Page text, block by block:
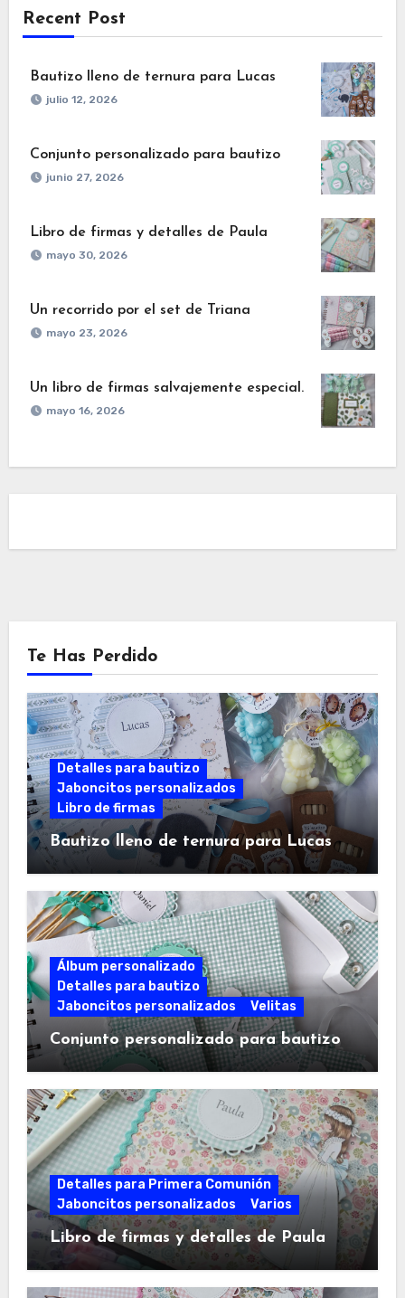
Recent Post
Bautizo lleno de ternura para Lucas
julio 12, 2026
Conjunto personalizado para bautizo
junio 27, 2026
Libro de firmas y detalles de Paula
mayo 30, 2026
Un recorrido por el set de Triana
mayo 23, 2026
Un libro de firmas salvajemente especial.
mayo 16, 2026
Te Has Perdido
Detalles para bautizo
Jaboncitos personalizados
Libro de firmas
Bautizo lleno de ternura para Lucas
Álbum personalizado
Detalles para bautizo
Jaboncitos personalizados
Velitas
Conjunto personalizado para bautizo
Detalles para Primera Comunión
Jaboncitos personalizados
Varios
Libro de firmas y detalles de Paula